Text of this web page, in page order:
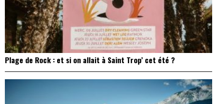
Plage de Rock : et si on allait à Saint Trop’ cet été ?